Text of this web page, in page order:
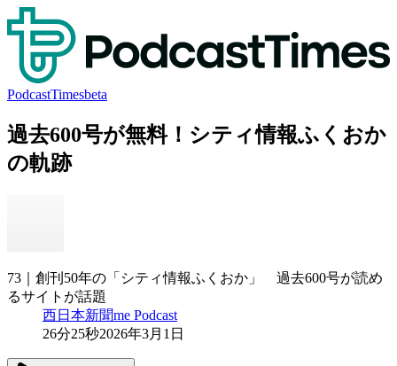
PodcastTimesbeta
過去600号が無料！シティ情報ふくおか
の軌跡
73｜創刊50年の「シティ情報ふくおか」 過去600号が読め
るサイトが話題
西日本新聞me Podcast
26分25秒2026年3月1日